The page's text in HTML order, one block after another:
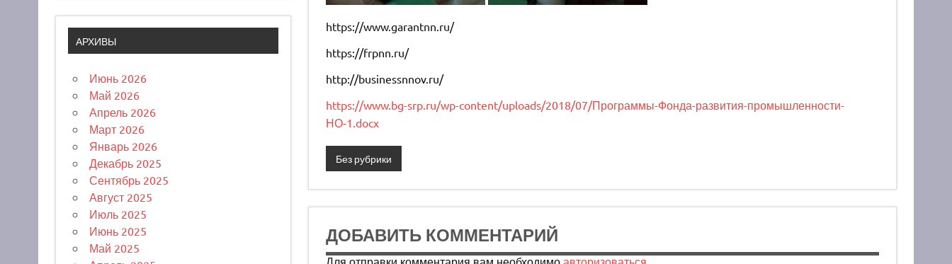
https://www.garantnn.ru/
https://frpnn.ru/
http://businessnnov.ru/
https://www.bg-srp.ru/wp-content/uploads/2018/07/Программы-Фонда-развития-промышленности-
НО-1.docx
Без рубрики
ДОБАВИТЬ КОММЕНТАРИЙ
Для отправки комментария вам необходимо авторизоваться
АРХИВЫ
Июнь 2026
Май 2026
Апрель 2026
Март 2026
Январь 2026
Декабрь 2025
Сентябрь 2025
Август 2025
Июль 2025
Июнь 2025
Май 2025